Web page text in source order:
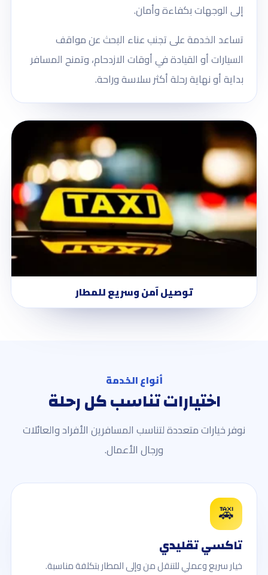
إلى الوجهات بكفاءة وأمان.
تساعد الخدمة على تجنب عناء البحث عن مواقف
السيارات أو القيادة في أوقات الازدحام، وتمنح المسافر
بداية أو نهاية رحلة أكثر سلاسة وراحة.
توصيل آمن وسريع للمطار
أنواع الخدمة
اختيارات تناسب كل رحلة
نوفر خيارات متعددة لتناسب المسافرين الأفراد والعائلات
ورجال الأعمال.
🚕
تاكسي تقليدي
خيار سريع وعملي للتنقل من وإلى المطار بتكلفة مناسبة.